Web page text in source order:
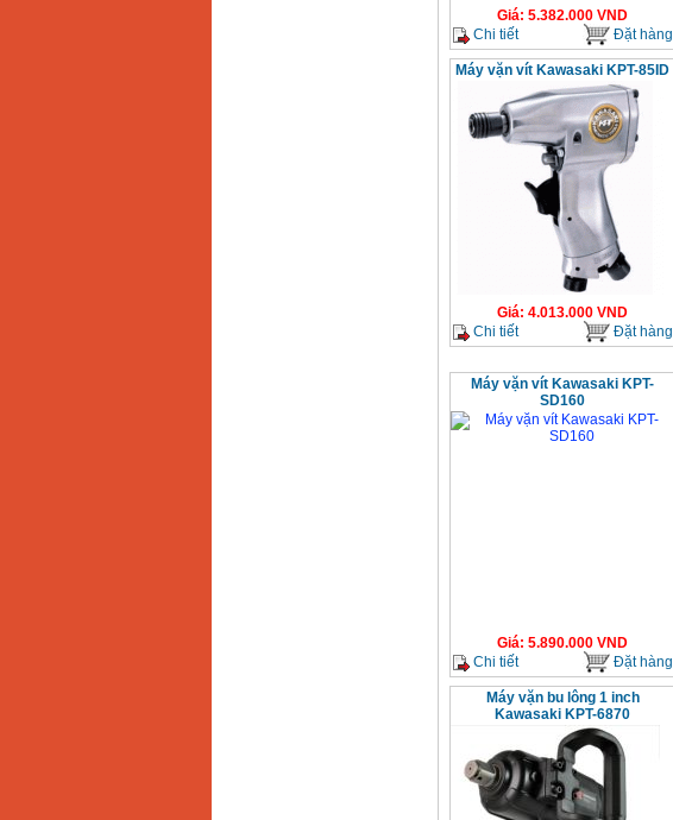
Giá: 5.382.000 VND
Chi tiết
Đặt hàng
Máy vặn vít Kawasaki KPT-85ID
Giá: 4.013.000 VND
Chi tiết
Đặt hàng
Máy vặn vít Kawasaki KPT-
SD160
Giá: 5.890.000 VND
Chi tiết
Đặt hàng
Máy vặn bu lông 1 inch
Kawasaki KPT-6870